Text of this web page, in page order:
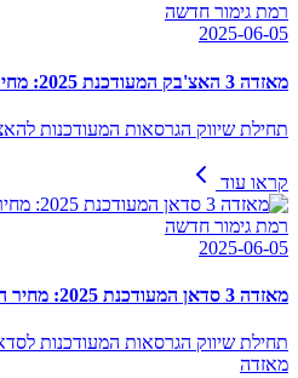
רמת גימור חדשה
2025-06-05
מאזדה 3 האצ'בק המעודכנת 2025: מחיר החל מ- 169,900 ש"ח
תחילת שיווק הגרסאות המעודכנות
קראו עוד
רמת גימור חדשה
2025-06-05
מאזדה 3 סדאן המעודכנת 2025: מחיר החל מ- 161,500 ש"ח
תחילת שיווק הגרסאות המעודכנות
מאזדה